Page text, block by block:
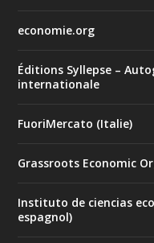
economie.org
Éditions Syllepse –
internationale
FuoriMercato (Italie)
Grassroots Economic
Instituto de ciencias
espagnol)